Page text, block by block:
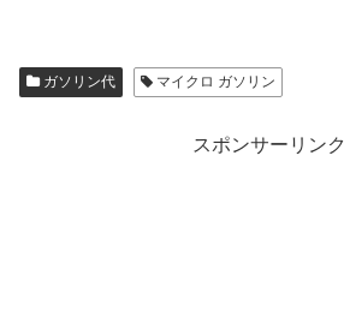
ガソリン代 マイクロ ガソリン
スポンサーリンク